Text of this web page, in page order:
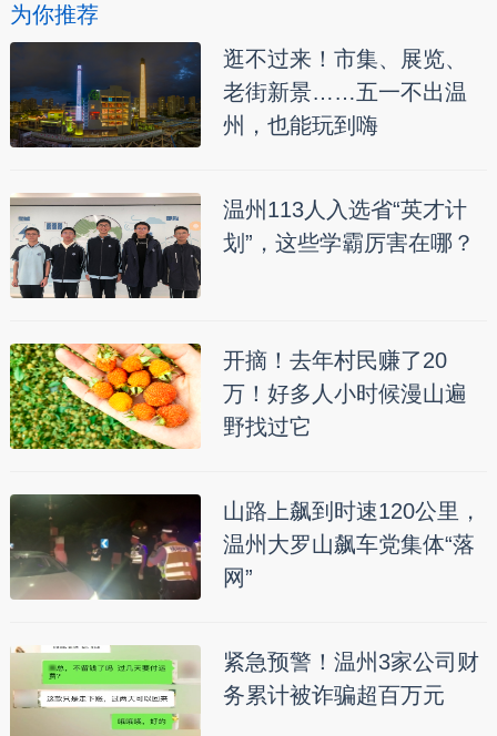
为你推荐
逛不过来！市集、展览、
老街新景……五一不出温
州，也能玩到嗨
温州113人入选省“英才计
划”，这些学霸厉害在哪？
开摘！去年村民赚了20
万！好多人小时候漫山遍
野找过它
山路上飙到时速120公里，
温州大罗山飙车党集体“落
网”
紧急预警！温州3家公司财
务累计被诈骗超百万元